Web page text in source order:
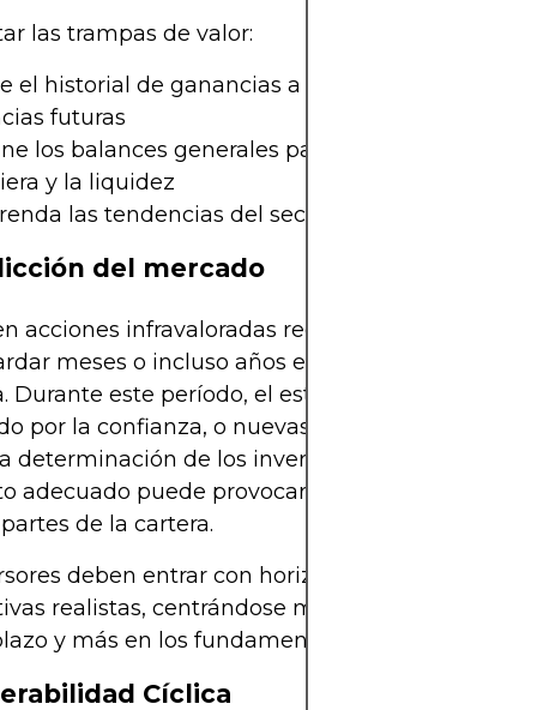
las trampas de valor:
el historial de ganancias a largo plazo y el
futuras
los balances generales para comprobar la
y la liquidez
las tendencias del sector y la dinámica
del mercado
acciones infravaloradas requiere paciencia. El
meses o incluso años en reconocer el valor
Durante este período, el estancamiento de los
por la confianza, o nuevas caídas pueden
determinación de los inversores. Una mala
adecuado puede provocar la pérdida de
de la cartera.
deben entrar con horizontes a largo plazo y
realistas, centrándose menos en la acción
y más en los fundamentos del negocio.
Cíclica